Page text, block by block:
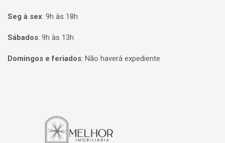
Seg à sex: 9h às 18h
Sábados: 9h às 13h
Domingos e feriados: Não haverá expediente